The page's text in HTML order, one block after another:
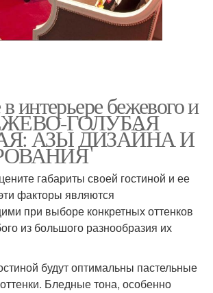
интерьере бежевого и
ГОЛУБАЯ
АЗЫ ДИЗАЙНА И
габариты своей гостиной и ее
факторы являются
при выборе конкретных оттенков
из большого разнообразия их
будут оптимальны пастельные
Бледные тона, особенно